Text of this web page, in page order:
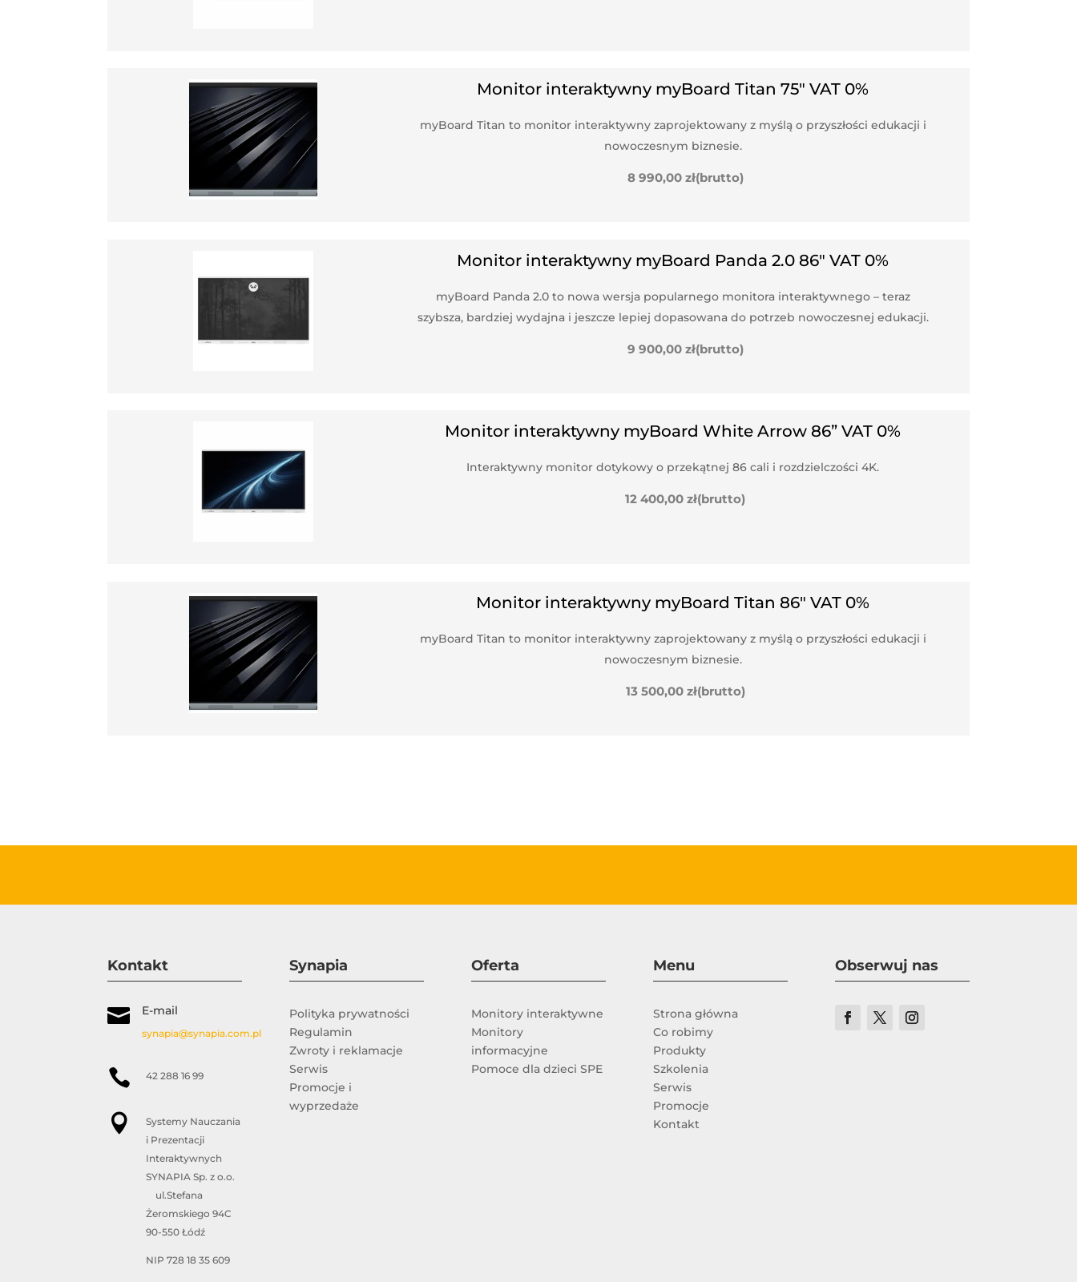
Monitor interaktywny myBoard Titan 75″ VAT 0%
myBoard Titan to monitor interaktywny zaprojektowany z myślą o przyszłości edukacji i
nowoczesnym biznesie.
8 990,00 zł(brutto)
Monitor interaktywny myBoard Panda 2.0 86″ VAT 0%
myBoard Panda 2.0 to nowa wersja popularnego monitora interaktywnego – teraz
szybsza, bardziej wydajna i jeszcze lepiej dopasowana do potrzeb nowoczesnej edukacji.
9 900,00 zł(brutto)
Monitor interaktywny myBoard White Arrow 86” VAT 0%
Interaktywny monitor dotykowy o przekątnej 86 cali i rozdzielczości 4K.
12 400,00zł(brutto)
Monitor interaktywny myBoard Titan 86″ VAT 0%
myBoard Titan to monitor interaktywny zaprojektowany z myślą o przyszłości edukacji i
nowoczesnym biznesie.
13 500,00 zł(brutto)
Kontakt
 E-mail
synapia@synapia.com.pl
 42 288 16 99

Systemy Nauczania
i Prezentacji
Interaktywnych
SYNAPIA Sp. z o.o.
ul.Stefana
Żeromskiego 94C
90-550 Łódź
NIP 728 18 35 609
Synapia
Polityka prywatności
Regulamin
Zwroty i reklamacje
Serwis
Promocje i
wyprzedaże
Oferta
Monitory interaktywne
Monitory
informacyjne
Pomoce dla dzieci SPE
Menu
Strona główna
Co robimy
Produkty
Szkolenia
Serwis
Promocje
Kontakt
Obserwuj nas